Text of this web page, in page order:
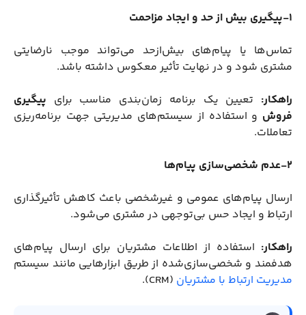
1-پیگیری بیش از حد و ایجاد مزاحمت
تماس‌ها یا پیام‌های بیش‌ازحد می‌تواند موجب نارضایتی
مشتری شود و در نهایت تأثیر معکوس داشته باشد.
راهکار: تعیین یک برنامه زمان‌بندی مناسب برای پیگیری
فروش و استفاده از سیستم‌های مدیریتی جهت برنامه‌ریزی
تعاملات.
2-عدم شخصی‌سازی پیام‌ها
ارسال پیام‌های عمومی و غیرشخصی باعث کاهش تأثیرگذاری
ارتباط و ایجاد حس بی‌توجهی در مشتری می‌شود.
راهکار: استفاده از اطلاعات مشتریان برای ارسال پیام‌های
هدفمند و شخصی‌سازی‌شده از طریق ابزارهایی مانند سیستم
مدیریت ارتباط با مشتریان (CRM).